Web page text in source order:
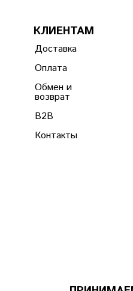
КЛИЕНТАМ
Доставка
Оплата
Обмен и
возврат
B2B
Контакты